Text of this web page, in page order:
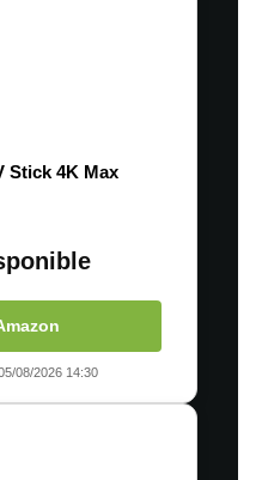
Stick 4K Max
08/2026 14:30